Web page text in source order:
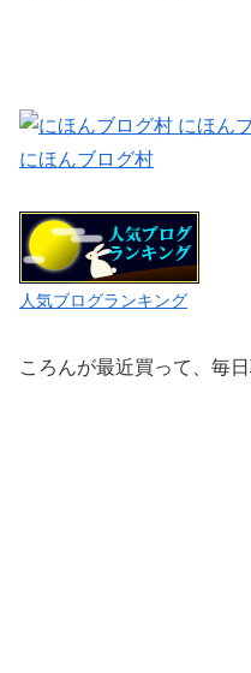
にほんブログ村
人気ブログランキング
ころんが最近買って、毎